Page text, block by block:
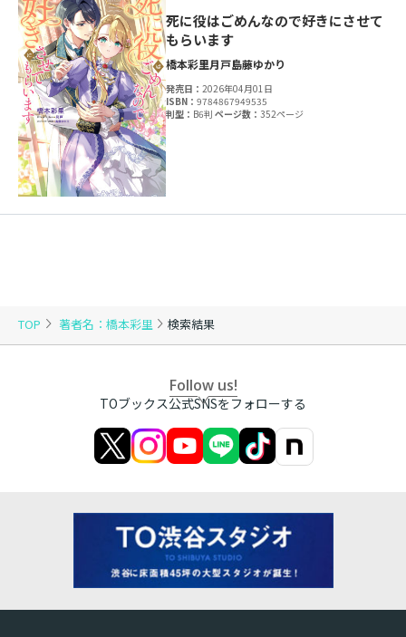
TOP 著者名：橋本彩里 検索結果
死に役はごめんなので好きにさせて
もらいます
橋本彩里月戸島藤ゆかり
発売日：2026年04月01日
ISBN：9784867949535
判型： B6判ページ数：352ページ
Follow us!
TOブックス公式SNSをフォローする